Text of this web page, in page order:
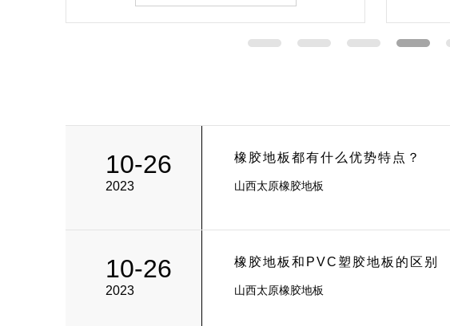
10-26
2023
橡胶地板都有什么优势特点？
山西太原橡胶地板
10-26
2023
橡胶地板和PVC塑胶地板的区别
山西太原橡胶地板